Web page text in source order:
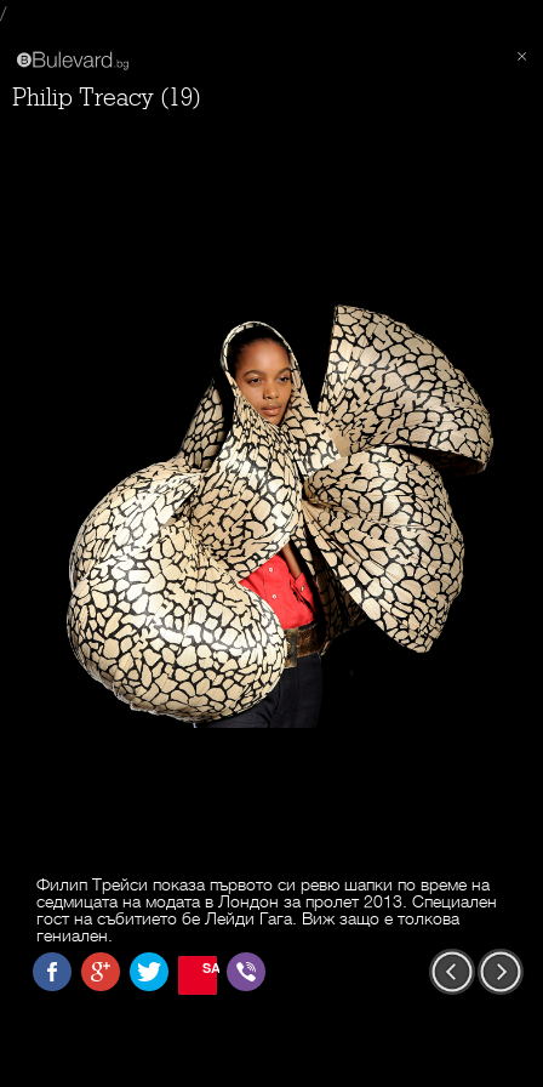
/
Philip Treacy (19)
Филип Трейси показа първото си ревю шапки по време на
седмицата на модата в Лондон за пролет 2013. Специален
гост на събитието бе Лейди Гага. Виж защо е толкова
гениален.
SAVE